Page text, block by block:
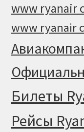
www ryanair
www ryanair
Билеты
Рейсы